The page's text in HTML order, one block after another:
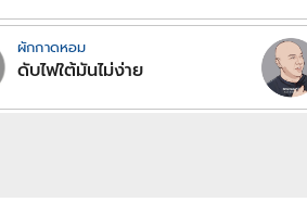
ผักกาดหอม
ดับไฟใต้มันไม่ง่าย